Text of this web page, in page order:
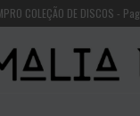
COLEÇÃO DE DISCOS -